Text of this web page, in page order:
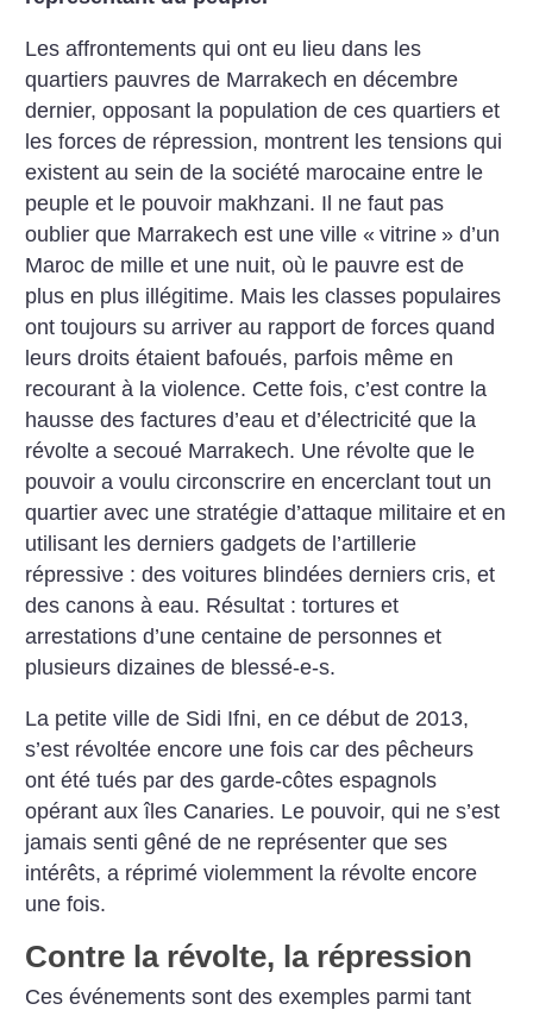
Les affrontements qui ont eu lieu dans les
quartiers pauvres de Marrakech en décembre
dernier, opposant la population de ces quartiers et
les forces de répression, montrent les tensions qui
existent au sein de la société marocaine entre le
peuple et le pouvoir makhzani. Il ne faut pas
oublier que Marrakech est une ville « vitrine » d’un
Maroc de mille et une nuit, où le pauvre est de
plus en plus illégitime. Mais les classes populaires
ont toujours su arriver au rapport de forces quand
leurs droits étaient bafoués, parfois même en
recourant à la violence. Cette fois, c’est contre la
hausse des factures d’eau et d’électricité que la
révolte a secoué Marrakech. Une révolte que le
pouvoir a voulu circonscrire en encerclant tout un
quartier avec une stratégie d’attaque militaire et en
utilisant les derniers gadgets de l’artillerie
répressive : des voitures blindées derniers cris, et
des canons à eau. Résultat : tortures et
arrestations d’une centaine de personnes et
plusieurs dizaines de blessé-e-s.
La petite ville de Sidi Ifni, en ce début de 2013,
s’est révoltée encore une fois car des pêcheurs
ont été tués par des garde-côtes espagnols
opérant aux îles Canaries. Le pouvoir, qui ne s’est
jamais senti gêné de ne représenter que ses
intérêts, a réprimé violemment la révolte encore
une fois.
Contre la révolte, la répression
Ces événements sont des exemples parmi tant